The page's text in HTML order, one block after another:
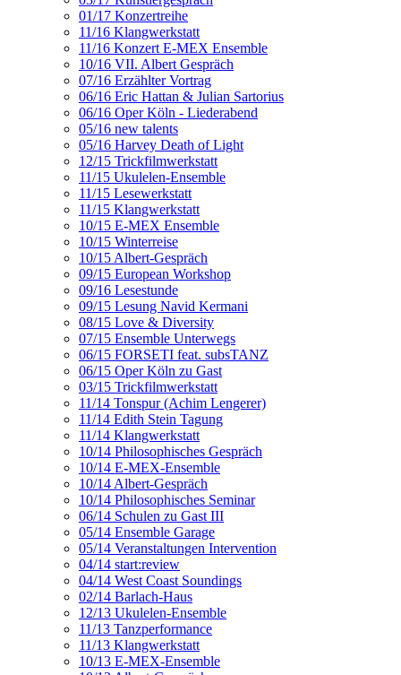
01/17 Konzertreihe
11/16 Klangwerkstatt
11/16 Konzert E-MEX Ensemble
10/16 VII. Albert Gespräch
07/16 Erzählter Vortrag
06/16 Eric Hattan & Julian Sartorius
06/16 Oper Köln - Liederabend
05/16 new talents
05/16 Harvey Death of Light
12/15 Trickfilmwerkstatt
11/15 Ukulelen-Ensemble
11/15 Lesewerkstatt
11/15 Klangwerkstatt
10/15 E-MEX Ensemble
10/15 Winterreise
10/15 Albert-Gespräch
09/15 European Workshop
09/16 Lesestunde
09/15 Lesung Navid Kermani
08/15 Love & Diversity
07/15 Ensemble Unterwegs
06/15 FORSETI feat. subsTANZ
06/15 Oper Köln zu Gast
03/15 Trickfilmwerkstatt
11/14 Tonspur (Achim Lengerer)
11/14 Edith Stein Tagung
11/14 Klangwerkstatt
10/14 Philosophisches Gespräch
10/14 E-MEX-Ensemble
10/14 Albert-Gespräch
10/14 Philosophisches Seminar
06/14 Schulen zu Gast III
05/14 Ensemble Garage
05/14 Veranstaltungen Intervention
04/14 start:review
04/14 West Coast Soundings
02/14 Barlach-Haus
12/13 Ukulelen-Ensemble
11/13 Tanzperformance
11/13 Klangwerkstatt
10/13 E-MEX-Ensemble